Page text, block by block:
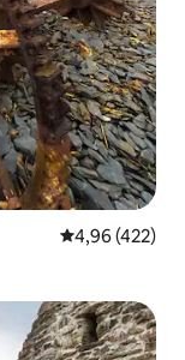
Gemiddelde
4,96 (422)